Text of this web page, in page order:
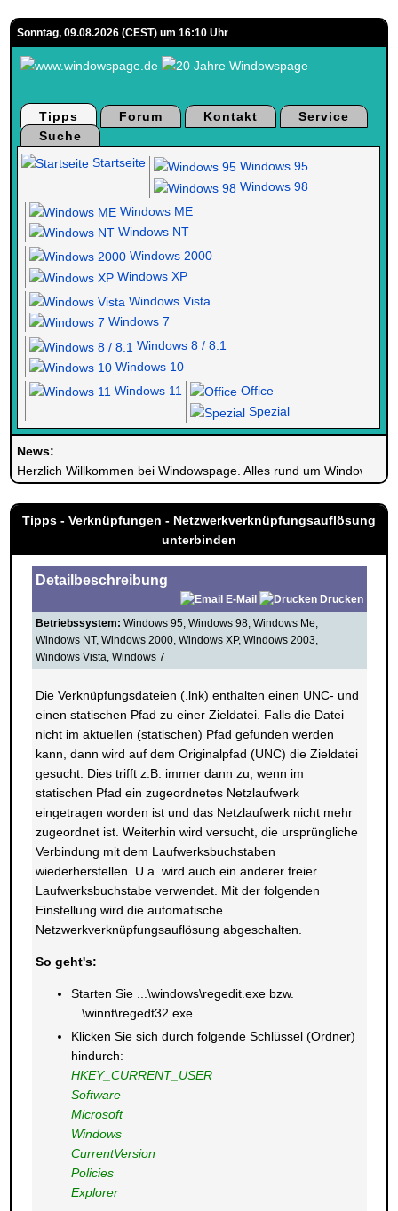
Sonntag, 09.08.2026 (CEST) um 16:10 Uhr
Tipps Forum Kontakt
Service
Suche
Startseite
Windows 95
Windows 98
Windows ME
Windows NT
Windows 2000
Windows XP
Windows Vista
Windows 7
Windows 8 / 8.1
Windows 10
Windows 11
Office
Spezial
News:
Herzlich Willkommen bei Windowspage. Alles rund um Windows.
Tipps - Verknüpfungen - Netzwerkverknüpfungsauflösung
unterbinden
Detailbeschreibung
E-Mail
Drucken
Betriebssystem: Windows 95, Windows 98, Windows Me,
Windows NT, Windows 2000, Windows XP, Windows 2003,
Windows Vista, Windows 7
Die Verknüpfungsdateien (.lnk) enthalten einen UNC- und
einen statischen Pfad zu einer Zieldatei. Falls die Datei
nicht im aktuellen (statischen) Pfad gefunden werden
kann, dann wird auf dem Originalpfad (UNC) die Zieldatei
gesucht. Dies trifft z.B. immer dann zu, wenn im
statischen Pfad ein zugeordnetes Netzlaufwerk
eingetragen worden ist und das Netzlaufwerk nicht mehr
zugeordnet ist. Weiterhin wird versucht, die ursprüngliche
Verbindung mit dem Laufwerksbuchstaben
wiederherstellen. U.a. wird auch ein anderer freier
Laufwerksbuchstabe verwendet. Mit der folgenden
Einstellung wird die automatische
Netzwerkverknüpfungsauflösung abgeschalten.
So geht's:
Starten Sie ...\windows\regedit.exe bzw.
...\winnt\regedt32.exe.
Klicken Sie sich durch folgende Schlüssel (Ordner)
hindurch:
HKEY_CURRENT_USER
Software
Microsoft
Windows
CurrentVersion
Policies
Explorer